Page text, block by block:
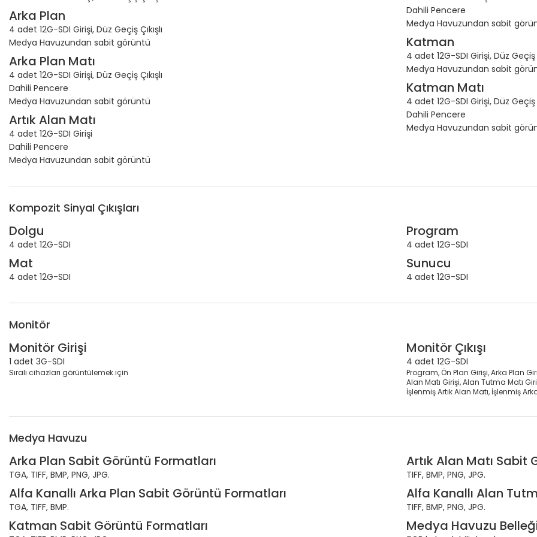
Arka Plan
4 adet 12G-SDI Girişi, Düz Geçiş Çıkışlı
Medya Havuzundan sabit görüntü
Arka Plan Matı
4 adet 12G-SDI Girişi, Düz Geçiş Çıkışlı
Dahili Pencere
Medya Havuzundan sabit görüntü
Artık Alan Matı
4 adet 12G-SDI Girişi
Dahili Pencere
Medya Havuzundan sabit görüntü
Dahili Pencere
Medya Havuzundan sabit
Katman
4 adet 12G-SDI Girişi, Düz Geçiş
Medya Havuzundan sabit
Katman Matı
4 adet 12G-SDI Girişi, Düz Geçiş
Dahili Pencere
Medya Havuzundan sabit
Kompozit Sinyal Çıkışları
Dolgu
4 adet 12G-SDI
Mat
4 adet 12G-SDI
Program
4 adet 12G-SDI
Sunucu
4 adet 12G-SDI
Monitör
Monitör Girişi
1 adet 3G-SDI
Sıralı cihazları görüntülemek için
Monitör Çıkışı
4 adet 12G-SDI
Program, Ön Plan Girişi, Arka Plan
Alan Matı Girişi, Alan Tutma Matı
İşlenmiş Artık Alan Matı, İşlenmiş
Medya Havuzu
Arka Plan Sabit Görüntü Formatları
TGA, TIFF, BMP, PNG, JPG.
Alfa Kanallı Arka Plan Sabit Görüntü Formatları
TGA, TIFF, BMP.
Katman Sabit Görüntü Formatları
Artık Alan Matı Sabit
TIFF, BMP, PNG, JPG.
Alfa Kanallı Alan
TIFF, BMP, PNG, JPG.
Medya Havuzu